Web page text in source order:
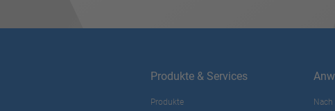
Produkte & Services
Produkte